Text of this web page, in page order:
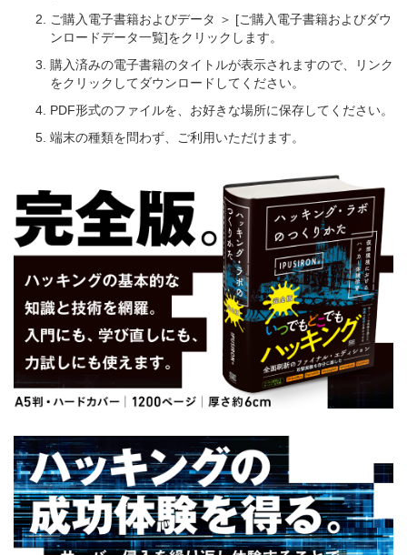
ご購入電子書籍およびデータ ＞ [ご購入電子書籍およびダウ
ンロードデータ一覧]をクリックします。
購入済みの電子書籍のタイトルが表示されますので、リンク
をクリックしてダウンロードしてください。
PDF形式のファイルを、お好きな場所に保存してください。
端末の種類を問わず、ご利用いただけます。